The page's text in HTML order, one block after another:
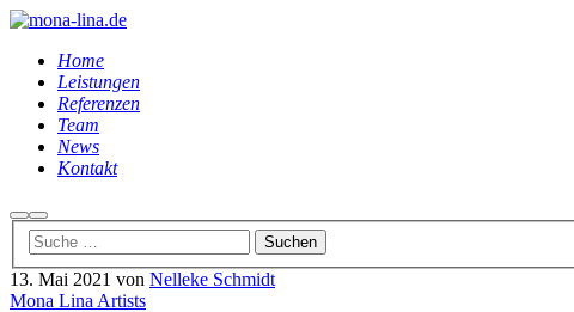
Home
Leistungen
Referenzen
Team
News
Kontakt
Suchen
Hauptmenü
13. Mai 2021 von Nelleke Schmidt
Mona Lina Artists